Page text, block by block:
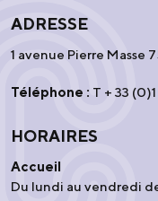
ADRESSE
1 avenue Pierre Masse
Téléphone : T + 33
HORAIRES
Accueil
Du lundi au vendredi